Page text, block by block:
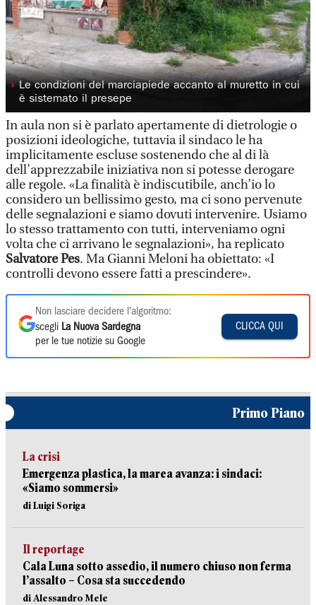
◗Le condizioni del marciapiede accanto al muretto in cui
è sistemato il presepe
In aula non si è parlato apertamente di dietrologie o
posizioni ideologiche, tuttavia il sindaco le ha
implicitamente escluse sostenendo che al di là
dell’apprezzabile iniziativa non si potesse derogare
alle regole. «La finalità è indiscutibile, anch’io lo
considero un bellissimo gesto, ma ci sono pervenute
delle segnalazioni e siamo dovuti intervenire. Usiamo
lo stesso trattamento con tutti, interveniamo ogni
volta che ci arrivano le segnalazioni», ha replicato
Salvatore Pes. Ma Gianni Meloni ha obiettato: «I
controlli devono essere fatti a prescindere».
Non lasciare decidere l'algoritmo:
scegli La Nuova Sardegna
per le tue notizie su Google
CLICCA QUI
Primo Piano
La crisi
Emergenza plastica, la marea avanza: i sindaci:
«Siamo sommersi»
di Luigi Soriga
Il reportage
Cala Luna sotto assedio, il numero chiuso non ferma
l’assalto – Cosa sta succedendo
di Alessandro Mele